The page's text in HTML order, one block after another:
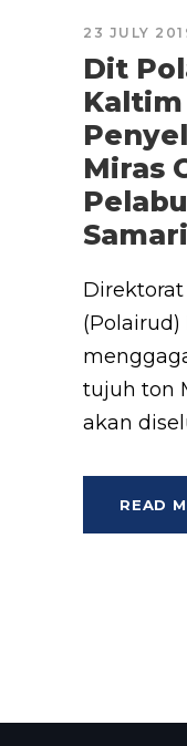
23 JULY
Dit
Kaltim
Miras
Direktorat
(Polairud)
tujuh ton
akan
READ